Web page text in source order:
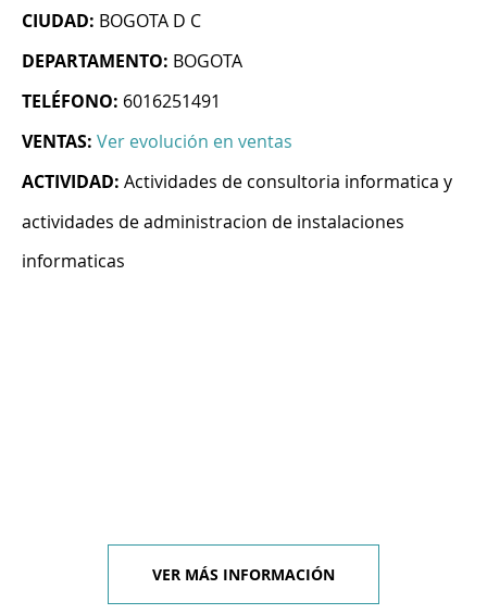
CIUDAD: BOGOTA D C
DEPARTAMENTO: BOGOTA
TELÉFONO: 6016251491
VENTAS: Ver evolución en ventas
ACTIVIDAD: Actividades de consultoria informatica y
actividades de administracion de instalaciones
informaticas
VER MÁS INFORMACIÓN